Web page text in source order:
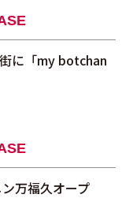
に「my botchan
万福久オープ